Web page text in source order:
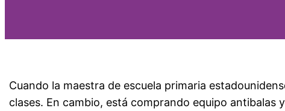
Cuando la maestra de escuela primaria
clases. En cambio, está comprando equipo